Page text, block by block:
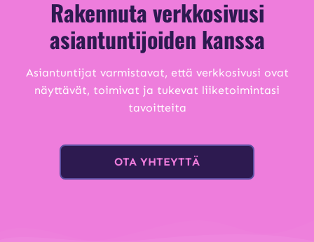
Rakennuta verkkosivusi
asiantuntijoiden kanssa
Asiantuntijat varmistavat, että verkkosivusi ovat
näyttävät, toimivat ja tukevat liiketoimintasi
tavoitteita
OTA YHTEYTTÄ